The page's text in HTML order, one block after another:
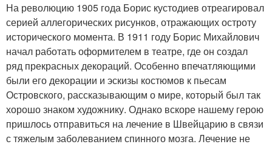
На революцию 1905 года Борис кустодиев отреагировал
серией аллегорических рисунков, отражающих остроту
исторического момента. В 1911 году Борис Михайлович
начал работать оформителем в театре, где он создал
ряд прекрасных декораций. Особенно впечатляющими
были его декорации и эскизы костюмов к пьесам
Островского, рассказывающим о мире, который был так
хорошо знаком художнику. Однако вскоре нашему герою
пришлось отправиться на лечение в Швейцарию в связи
с тяжелым заболеванием спинного мозга. Лечение не